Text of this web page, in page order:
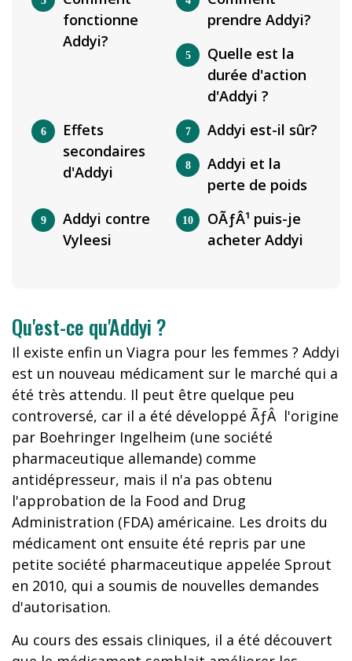
fonctionne
Addyi?
prendre Addyi?
Quelle est la
durée d'action
d'Addyi ?
Effets
secondaires
d'Addyi
Addyi est-il sûr?
Addyi et la
perte de poids
Addyi contre
Vyleesi
OÃƒÂ¹ puis-je
acheter Addyi
Qu'est-ce qu'Addyi ?
Il existe enfin un Viagra pour les femmes ? Addyi
est un nouveau médicament sur le marché qui a
été très attendu. Il peut être quelque peu
controversé, car il a été développé ÃƒÂ l'origine
par Boehringer Ingelheim (une société
pharmaceutique allemande) comme
antidépresseur, mais il n'a pas obtenu
l'approbation de la Food and Drug
Administration (FDA) américaine. Les droits du
médicament ont ensuite été repris par une
petite société pharmaceutique appelée Sprout
en 2010, qui a soumis de nouvelles demandes
d'autorisation.
Au cours des essais cliniques, il a été découvert